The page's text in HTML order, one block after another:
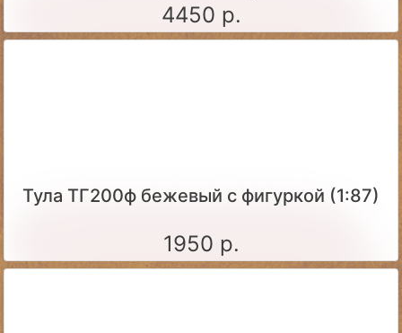
4450 р.
Тула ТГ200ф бежевый с фигуркой (1:87)
1950 р.